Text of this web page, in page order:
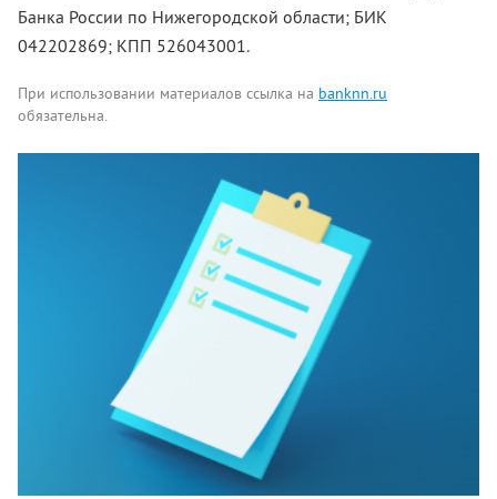
Банка России по Нижегородской области; БИК
042202869; КПП 526043001.
При использовании материалов ссылка на banknn.ru
обязательна.
Написать